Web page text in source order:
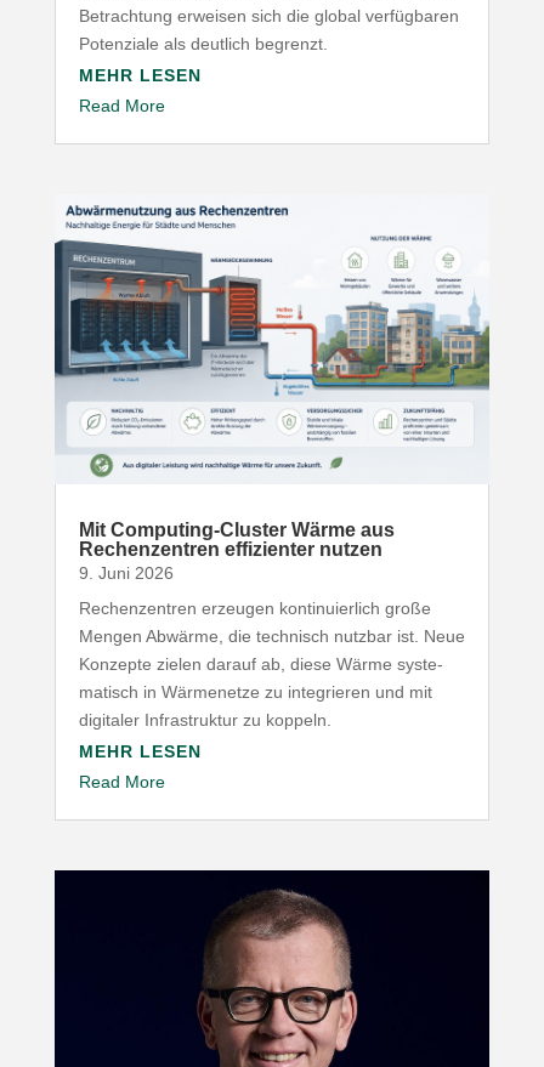
Betrachtung erweisen sich die global verfüg­baren
Poten­ziale als deutlich begrenzt.
MEHR LESEN
Read More
Mit Computing-​Cluster Wärme aus
Rechen­zentren effi­zi­enter nutzen
9. Juni 2026
Rechen­zentren erzeugen konti­nu­ierlich große
Mengen Abwärme, die technisch nutzbar ist. Neue
Konzepte zielen darauf ab, diese Wärme syste­
ma­tisch in Wärme­netze zu inte­grieren und mit
digitaler Infra­struktur zu koppeln.
MEHR LESEN
Read More